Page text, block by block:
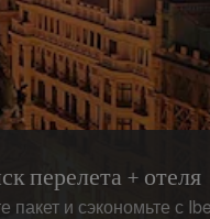
перелета + отеля
пакет и сэкономьте с